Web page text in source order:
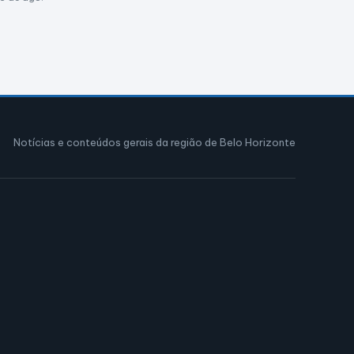
Notícias e conteúdos gerais da região de Belo Horizonte